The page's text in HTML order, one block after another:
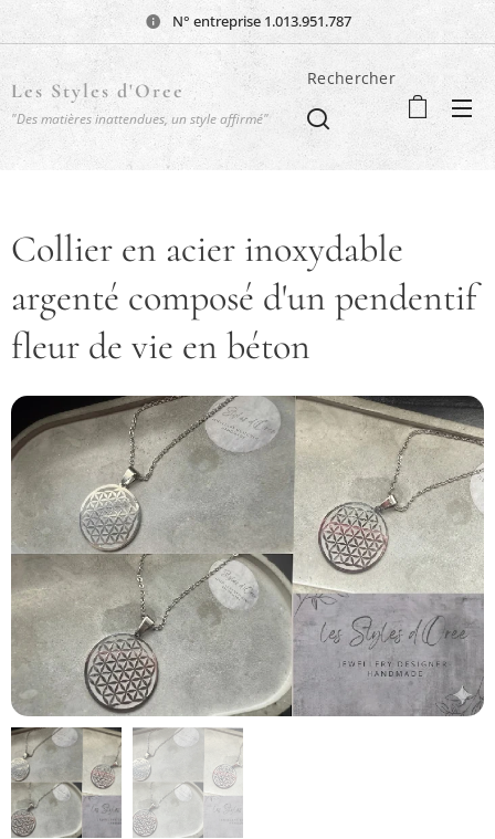
N° entreprise 1.013.951.787
Les Styles d'Oree
"Des matières inattendues, un style affirmé"
Rechercher
Collier en acier inoxydable
argenté composé d'un pendentif
fleur de vie en béton